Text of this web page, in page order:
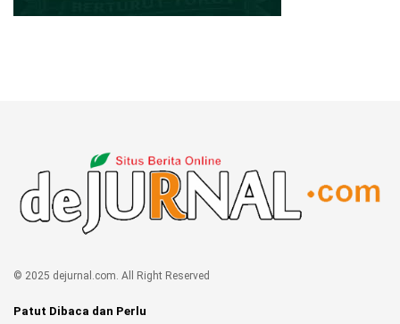
© 2025 dejurnal.com. All Right Reserved
Patut Dibaca dan Perlu